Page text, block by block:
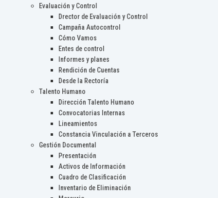
Evaluación y Control
Drector de Evaluación y Control
Campaña Autocontrol
Cómo Vamos
Entes de control
Informes y planes
Rendición de Cuentas
Desde la Rectoría
Talento Humano
Dirección Talento Humano
Convocatorias Internas
Lineamientos
Constancia Vinculación a Terceros
Gestión Documental
Presentación
Activos de Información
Cuadro de Clasificación
Inventario de Eliminación